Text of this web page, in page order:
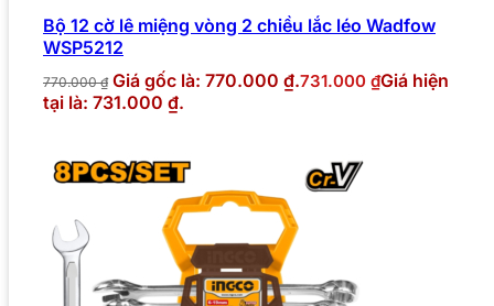
Bộ 12 cờ lê miệng vòng 2 chiều lắc léo Wadfow
WSP5212
770.000₫ Giá gốc là: 770.000 ₫.731.000 ₫Giá hiện
tại là: 731.000 ₫.